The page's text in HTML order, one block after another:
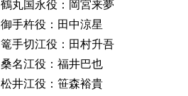
鶴丸国永役：岡宮来夢
御手杵役：田中涼星
篭手切江役：田村升吾
桑名江役：福井巴也
松井江役：笹森裕貴